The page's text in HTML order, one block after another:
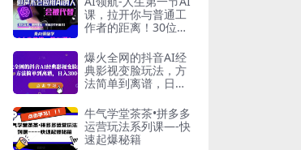
课，拉开你与普通工
作者的距离！30位AI
小时Al心得
爆火全网的抖音AI经
典影视变脸玩法，方
法简单到离谱，日入
牛气学堂茶茶•拼多多
运营玩法系列课—-快
速起爆秘籍